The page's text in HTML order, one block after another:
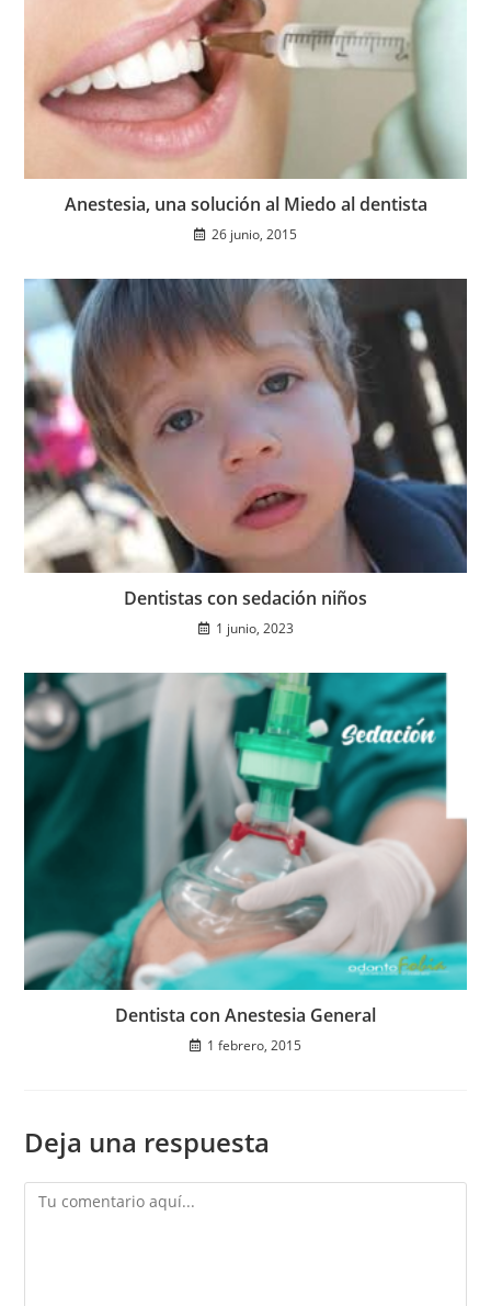
Anestesia, una solución al Miedo al dentista
26 junio, 2015
Dentistas con sedación niños
1 junio, 2023
Dentista con Anestesia General
1 febrero, 2015
Deja una respuesta